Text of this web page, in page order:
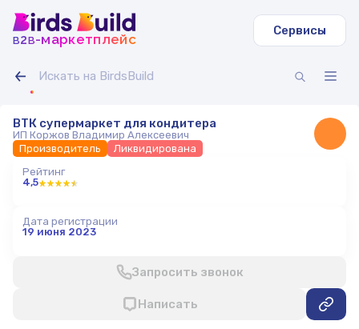
b2b-маркетплейс
Сервисы
ВТК супермаркет для кондитера
ИП Коржов Владимир Алексеевич
Производитель
Ликвидирована
Запросить звонок
Написать
Рейтинг
4,5
Дата регистрации
19 июня 2023